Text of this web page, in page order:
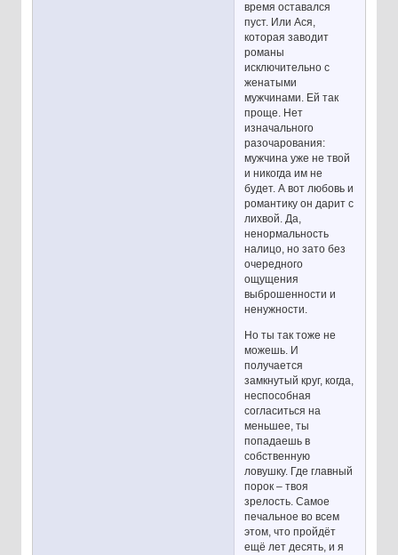
время оставался
пуст. Или Ася,
которая заводит
романы
исключительно с
женатыми
мужчинами. Ей так
проще. Нет
изначального
разочарования:
мужчина уже не твой
и никогда им не
будет. А вот любовь и
романтику он дарит с
лихвой. Да,
ненормальность
налицо, но зато без
очередного
ощущения
выброшенности и
ненужности.
Но ты так тоже не
можешь. И
получается
замкнутый круг, когда,
неспособная
согласиться на
меньшее, ты
попадаешь в
собственную
ловушку. Где главный
порок – твоя
зрелость. Самое
печальное во всем
этом, что пройдёт
ещё лет десять, и я